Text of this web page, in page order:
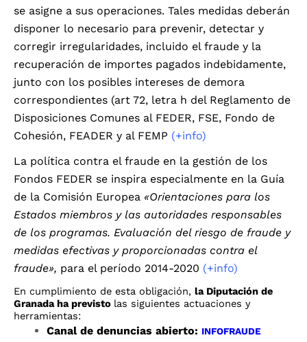
se asigne a sus operaciones. Tales medidas deberán
disponer lo necesario para prevenir, detectar y
corregir irregularidades, incluido el fraude y la
recuperación de importes pagados indebidamente,
junto con los posibles intereses de demora
correspondientes (art 72, letra h del Reglamento de
Disposiciones Comunes al FEDER, FSE, Fondo de
Cohesión, FEADER y al FEMP (+info)
La política contra el fraude en la gestión de los
Fondos FEDER se inspira especialmente en la Guía
de la Comisión Europea «Orientaciones para los
Estados miembros y las autoridades responsables
de los programas. Evaluación del riesgo de fraude y
medidas efectivas y proporcionadas contra el
fraude», para el período 2014-2020 (+info)
En cumplimiento de esta obligación, la Diputación de
Granada ha previsto las siguientes actuaciones y
herramientas:
Canal de denuncias abierto: INFOFRAUDE